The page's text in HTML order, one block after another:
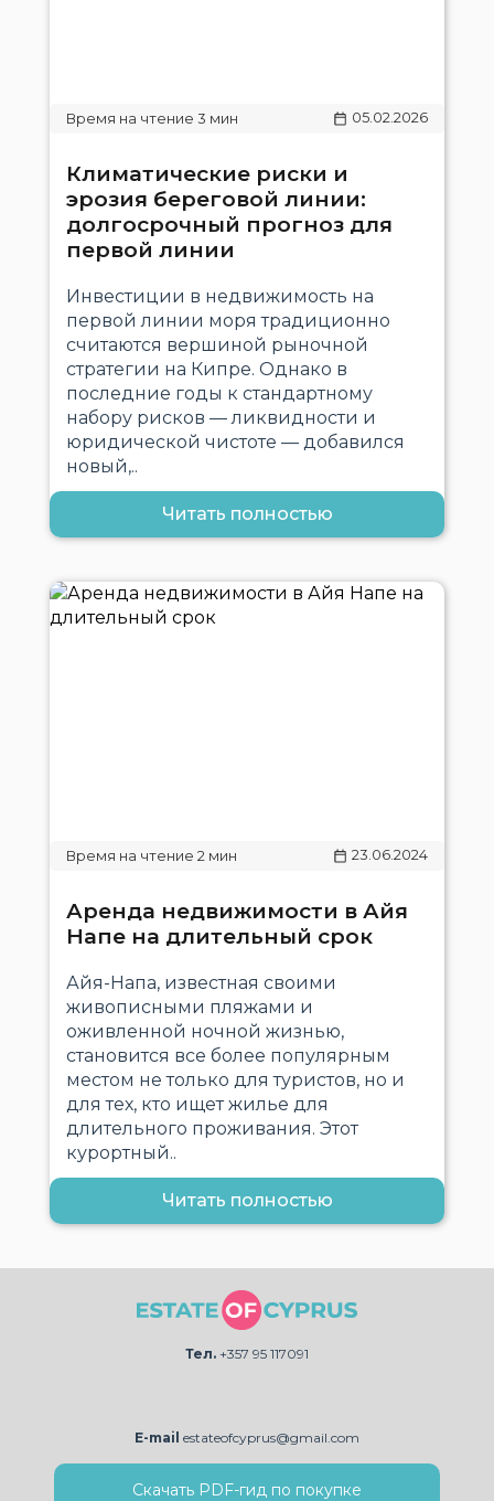
05.02.2026
Климатические риски и
эрозия береговой линии:
долгосрочный прогноз для
первой линии
Инвестиции в недвижимость на
первой линии моря традиционно
считаются вершиной рыночной
стратегии на Кипре. Однако в
последние годы к стандартному
набору рисков — ликвидности и
юридической чистоте — добавился
новый,..
Читать полностью
23.06.2024
Аренда недвижимости в Айя
Напе на длительный срок
Айя-Напа, известная своими
живописными пляжами и
оживленной ночной жизнью,
становится все более популярным
местом не только для туристов, но и
для тех, кто ищет жилье для
длительного проживания. Этот
курортный..
Читать полностью
Тел. +357 95 117091
E-mail estateofcyprus@gmail.com
Скачать PDF-гид по покупке